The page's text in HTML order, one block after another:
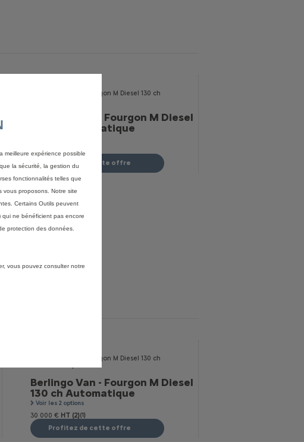
Berlingo Van - Fourgon M Diesel
130 ch Automatique
30 100 €
HT (2)
Profitez de cette offre
Berlingo Van - Fourgon M Diesel
130 ch Automatique
Voir les 2 options
30 000 € HT (2)(1)
Profitez de cette offre
meilleure expérience possible
la sécurité, la gestion du
fonctionnalités telles que
vous proposons. Notre site
Certains Outils peuvent
ne bénéficient pas encore
protection des données.
vous pouvez consulter notre